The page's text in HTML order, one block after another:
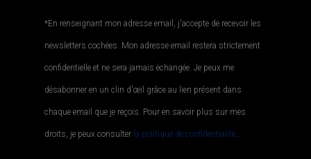
*En renseignant mon adresse email, j'accepte de recevoir les
newsletters cochées. Mon adresse email restera strictement
confidentielle et ne sera jamais échangée. Je peux me
désabonner en un clin d'œil grâce au lien présent dans
chaque email que je reçois. Pour en savoir plus sur mes
droits, je peux consulter la politique de confidentialité..